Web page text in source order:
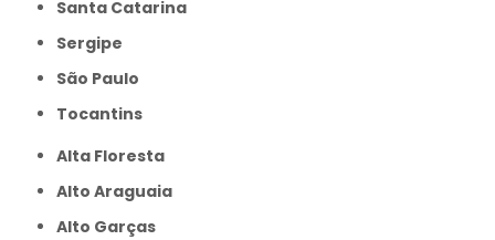
Santa Catarina
Sergipe
São Paulo
Tocantins
Alta Floresta
Alto Araguaia
Alto Garças